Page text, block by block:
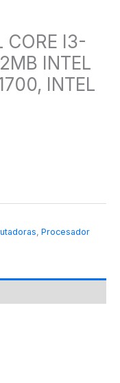
CORE I3-
INTEL
INTEL
, Procesador